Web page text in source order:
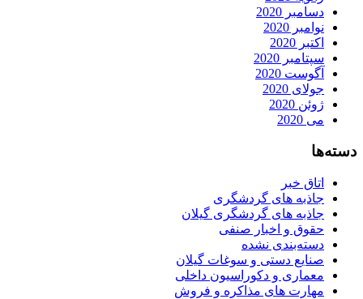
دسامبر 2020
نوامبر 2020
اکتبر 2020
سپتامبر 2020
آگوست 2020
جولای 2020
ژوئن 2020
می 2020
دسته‌ها
اتاق خبر
جاذبه های گردشگری
جاذبه های گردشگری گیلان
حقوق و اخبار صنفی
دسته‌بندی نشده
صنایع دستی و سوغات گیلان
معماری و دکوراسیون داخلی
مهارت های مذاکره و فروش